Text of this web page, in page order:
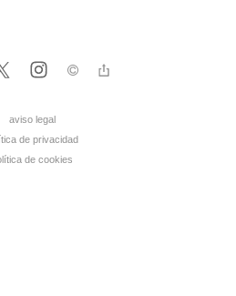
aviso legal
de privacidad
de cookies